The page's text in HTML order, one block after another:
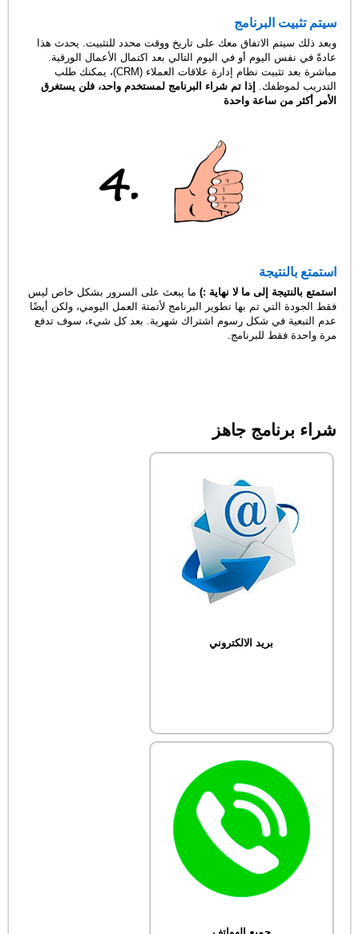
سيتم تثبيت البرنامج
وبعد ذلك سيتم الاتفاق معك على تاريخ ووقت محدد للتثبيت. يحدث هذا
عادةً في نفس اليوم أو في اليوم التالي بعد اكتمال الأعمال الورقية.
مباشرة بعد تثبيت نظام إدارة علاقات العملاء (CRM)، يمكنك طلب
التدريب لموظفك.
إذا تم شراء البرنامج لمستخدم واحد، فلن يستغرق
الأمر أكثر من ساعة واحدة
استمتع بالنتيجة
استمتع بالنتيجة إلى ما لا نهاية :) ما يبعث على السرور بشكل خاص ليس
فقط الجودة التي تم بها تطوير البرنامج لأتمتة العمل اليومي، ولكن أيضًا
عدم التبعية في شكل رسوم اشتراك شهرية. بعد كل شيء، سوف تدفع
مرة واحدة فقط للبرنامج.
شراء برنامج جاهز
بريد الالكتروني